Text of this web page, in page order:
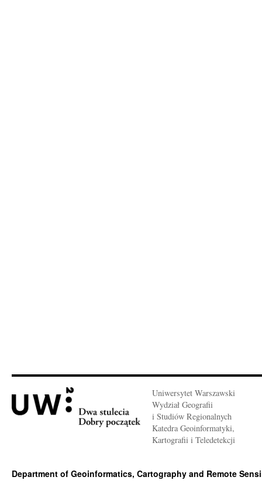
Uniwersytet Warszawski
Wydział Geografii
i Studiów Regionalnych
Katedra Geoinformatyki,
Kartografii i Teledetekcji
Department of Geoinformatics, Cartography and Remote